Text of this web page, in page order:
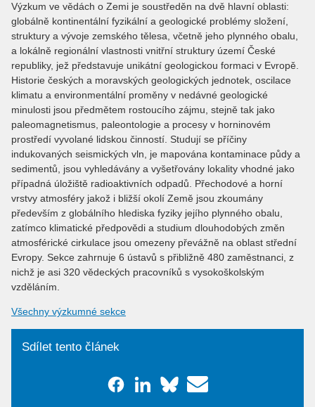
Výzkum ve vědách o Zemi je soustředěn na dvě hlavní oblasti:
globálně kontinentální fyzikální a geologické problémy složení,
struktury a vývoje zemského tělesa, včetně jeho plynného obalu,
a lokálně regionální vlastnosti vnitřní struktury území České
republiky, jež představuje unikátní geologickou formaci v Evropě.
Historie českých a moravských geologických jednotek, oscilace
klimatu a environmentální proměny v nedávné geologické
minulosti jsou předmětem rostoucího zájmu, stejně tak jako
paleomagnetismus, paleontologie a procesy v horninovém
prostředí vyvolané lidskou činností. Studují se příčiny
indukovaných seismických vln, je mapována kontaminace půdy a
sedimentů, jsou vyhledávány a vyšetřovány lokality vhodné jako
případná úložiště radioaktivních odpadů. Přechodové a horní
vrstvy atmosféry jakož i bližší okolí Země jsou zkoumány
především z globálního hlediska fyziky jejího plynného obalu,
zatímco klimatické předpovědi a studium dlouhodobých změn
atmosférické cirkulace jsou omezeny převážně na oblast střední
Evropy. Sekce zahrnuje 6 ústavů s přibližně 480 zaměstnanci, z
nichž je asi 320 vědeckých pracovníků s vysokoškolským
vzděláním.
Všechny výzkumné sekce
Sdílet tento článek